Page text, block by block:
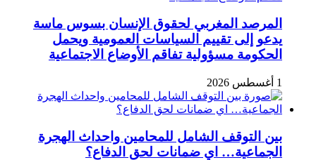
المرصد المغربي لحقوق الإنسان بسوس ماسة
يدعو إلى تقييم السياسات العمومية ويحمل
الحكومة مسؤولية تفاقم الأوضاع الاجتماعية
1 أغسطس 2026
بين التوقف الشامل للمحامين واحداث الهجرة
الجماعية… اي ضمانات لحق الدفاع؟